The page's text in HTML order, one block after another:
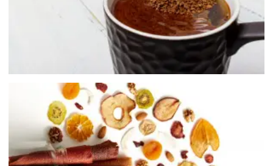
堅果/果乾類食品
Nuts and Dried fruit